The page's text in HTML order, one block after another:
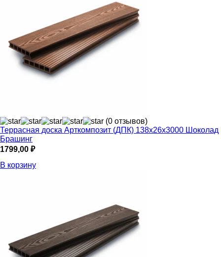
(0 отзывов)
Террасная доска Арткомпозит (ДПК) 138х26х3000 Шоколад
Брашинг
1799,00 ₽
В корзину